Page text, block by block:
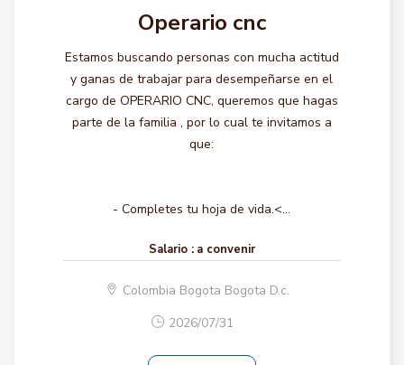
Operario cnc
Estamos buscando personas con mucha actitud
y ganas de trabajar para desempeñarse en el
cargo de OPERARIO CNC, queremos que hagas
parte de la familia , por lo cual te invitamos a
que:
- Completes tu hoja de vida.<...
Salario : a convenir
Colombia Bogota Bogota D.c.
2026/07/31